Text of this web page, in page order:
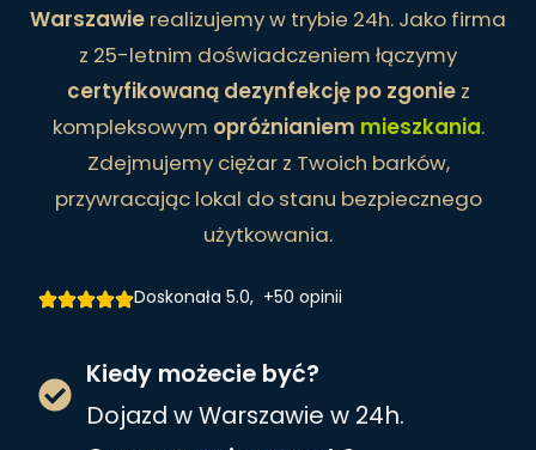
Warszawie realizujemy w trybie 24h. Jako firma
z 25-letnim doświadczeniem łączymy
certyfikowaną dezynfekcję po zgoniez
kompleksowym opróżnianiem mieszkania.
Zdejmujemy ciężar z Twoich barków,
przywracając lokal do stanu bezpiecznego
użytkowania.
Doskonała 5.0, +50 opinii
Kiedy możecie być?
Dojazd w Warszawie w 24h.